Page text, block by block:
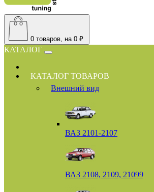
0 товаров, на 0 ₽
КАТАЛОГ
КАТАЛОГ ТОВАРОВ
Внешний вид
ВАЗ 2101-2107
ВАЗ 2108, 2109, 21099